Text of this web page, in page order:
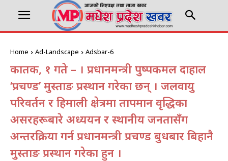
Home Ad-Landscape Adsbar-6
कार्तिक, १ गते – । प्रधानमन्त्री पुष्पकमल दाहाल
‘प्रचण्ड’ मुस्ताङ प्रस्थान गरेका छन् । जलवायु
परिवर्तन र हिमाली क्षेत्रमा तापमान वृद्धिका
असरहरूबारे अध्ययन र स्थानीय जनतासँग
अन्तरक्रिया गर्न प्रधानमन्त्री प्रचण्ड बुधबार बिहानै
मुस्ताङ प्रस्थान गरेका हुन ।